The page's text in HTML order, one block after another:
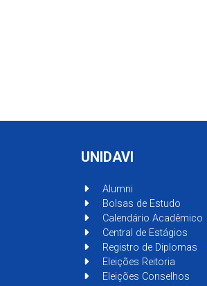
UNIDAVI
Alumni
Bolsas de Estudo
Calendário Acadêmico
Central de Estágios
Registro de Diplomas
Eleições Reitoria
Eleições Conselhos